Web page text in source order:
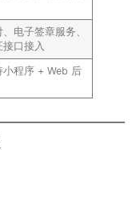
电子签章服务、
接口接入
小程序 + Web 后